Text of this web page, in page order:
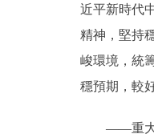
近平新時代
精神，堅持
峻環境，統
穩預期，較
——重大活